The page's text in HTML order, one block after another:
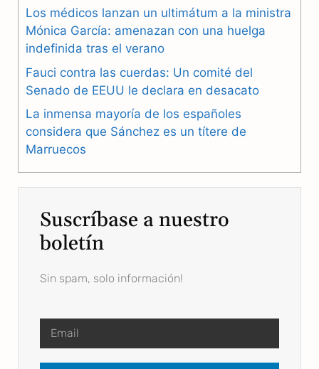
o
o
k
r
a
m
A
p
p
Los médicos lanzan un ultimátum a la ministra
Mónica García: amenazan con una huelga
indefinida tras el verano
Fauci contra las cuerdas: Un comité del
Senado de EEUU le declara en desacato
La inmensa mayoría de los españoles
considera que Sánchez es un títere de
Marruecos
Suscríbase a nuestro
boletín
Sin spam, solo información!